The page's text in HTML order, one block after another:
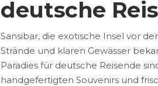
deutsche
Sansibar, die exotische Insel vor
Strände und klaren Gewässer
Paradies für deutsche Reisende
handgefertigten Souvenirs und